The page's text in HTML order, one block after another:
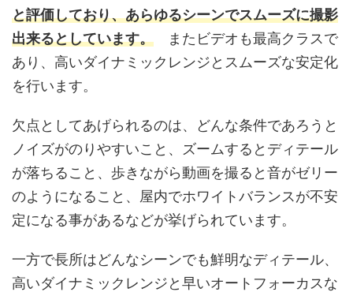
と評価しており、あらゆるシーンでスムーズに撮影
出来るとしています。 またビデオも最高クラスで
あり、高いダイナミックレンジとスムーズな安定化
を行います。
欠点としてあげられるのは、どんな条件であろうと
ノイズがのりやすいこと、ズームするとディテール
が落ちること、歩きながら動画を撮ると音がゼリー
のようになること、屋内でホワイトバランスが不安
定になる事があるなどが挙げられています。
一方で長所はどんなシーンでも鮮明なディテール、
高いダイナミックレンジと早いオートフォーカスな